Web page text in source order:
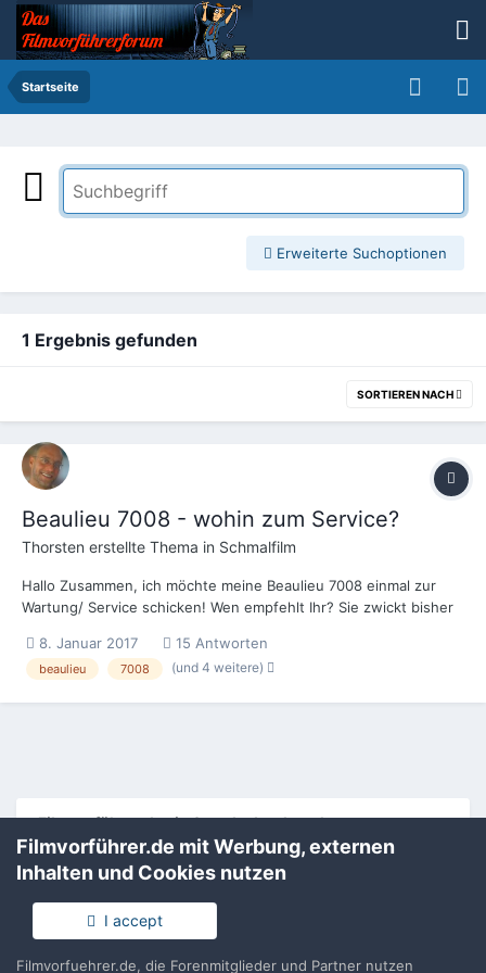
Startseite
Erweiterte Suchoptionen
1 Ergebnis gefunden
SORTIEREN NACH
Beaulieu 7008 - wohin zum Service?
Thorsten erstellte Thema in Schmalfilm
Hallo Zusammen, ich möchte meine Beaulieu 7008 einmal zur
Wartung/ Service schicken! Wen empfehlt Ihr? Sie zwickt bisher
noch sehr lange so bleibt und denke eine "Inspektion" kann ja
nicht schaden (ja, ich liebe diese französ...
8. Januar 2017 15 Antworten
beaulieu 7008 (und 4 weitere)
Filmvorführer.de via Google durchsuchen:
Sprache
Impressum / Datenschutzerklärung
Nutzungsbedingungen
Filmvorführer.de mit Werbung, externen
Inhalten und Cookies nutzen
I accept
Filmvorfuehrer.de, die Forenmitglieder und Partner nutzen